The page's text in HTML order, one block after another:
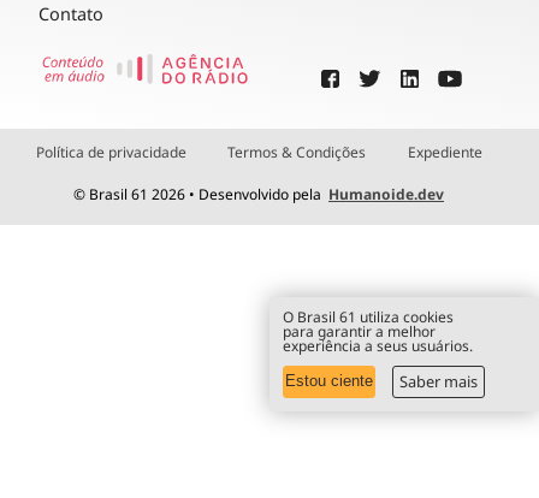
Contato
Política de privacidade Termos & Condições Expediente
© Brasil 61 2026 • Desenvolvido pela Humanoide.dev
O Brasil 61 utiliza cookies
para garantir a melhor
experiência a seus usuários.
Estou ciente Saber mais